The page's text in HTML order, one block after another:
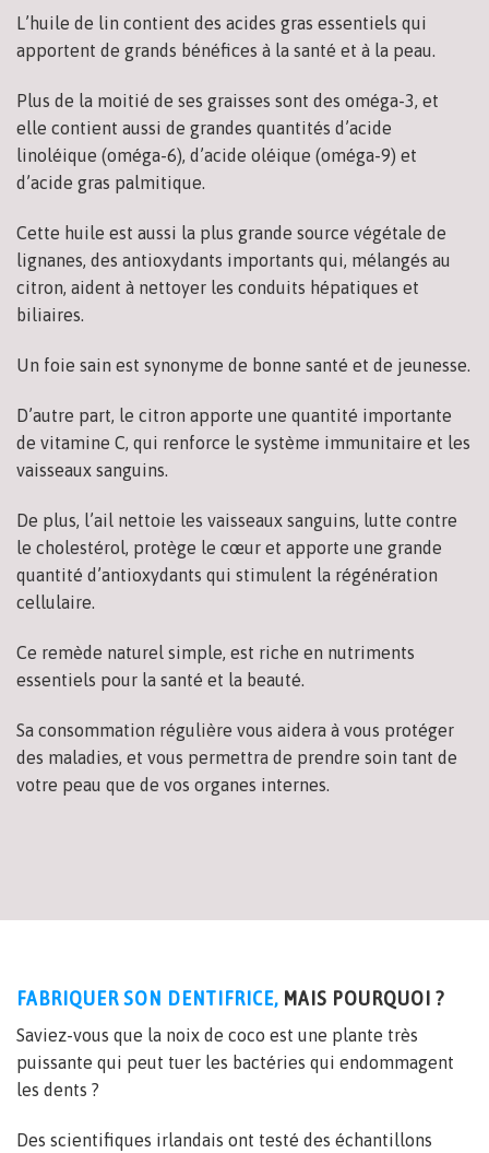
L’huile de lin contient des acides gras essentiels qui
apportent de grands bénéfices à la santé et à la peau.
Plus de la moitié de ses graisses sont des oméga-3, et
elle contient aussi de grandes quantités d’acide
linoléique (oméga-6), d’acide oléique (oméga-9) et
d’acide gras palmitique.
Cette huile est aussi la plus grande source végétale de
lignanes, des antioxydants importants qui, mélangés au
citron, aident à nettoyer les conduits hépatiques et
biliaires.
Un foie sain est synonyme de bonne santé et de jeunesse.
D’autre part, le citron apporte une quantité importante
de vitamine C, qui renforce le système immunitaire et les
vaisseaux sanguins.
De plus, l’ail nettoie les vaisseaux sanguins, lutte contre
le cholestérol, protège le cœur et apporte une grande
quantité d’antioxydants qui stimulent la régénération
cellulaire.
Ce remède naturel simple, est riche en nutriments
essentiels pour la santé et la beauté.
Sa consommation régulière vous aidera à vous protéger
des maladies, et vous permettra de prendre soin tant de
votre peau que de vos organes internes.
FABRIQUER SON DENTIFRICE, MAIS POURQUOI ?
Saviez-vous que la noix de coco est une plante très
puissante qui peut tuer les bactéries qui endommagent
les dents ?
Des scientifiques irlandais ont testé des échantillons